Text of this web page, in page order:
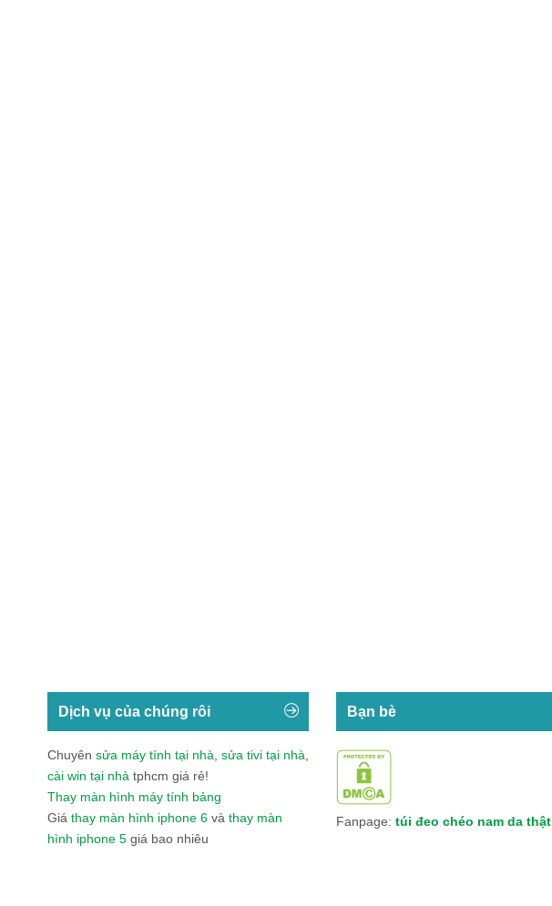
Dịch vụ của chúng rôi
Chuyên sửa máy tính tại nhà sửa tivi tại nhà
cài win tại nhà tphcm giá rẻ!
Thay màn hình máy tính bảng
Giá thay màn hình iphone 6 và thay màn
hình iphone 5 giá bao nhiêu
Bạn bè
Fanpage: túi đeo chéo nam da thật